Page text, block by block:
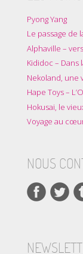
Pyong Yang
Le passage de
Alphaville –
Kididoc – Dans
Nekoland, une
Hape Toys –
Hokusai, le
Voyage au
NOUS